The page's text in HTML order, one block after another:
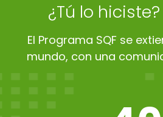
¿Tú lo hiciste?
El Programa SQF se
mundo, con una